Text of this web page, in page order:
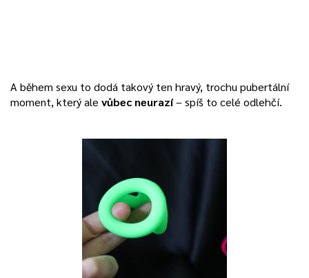
A během sexu to dodá takový ten hravý, trochu pubertální
moment, který ale vůbec neurazí– spíš to celé odlehčí.